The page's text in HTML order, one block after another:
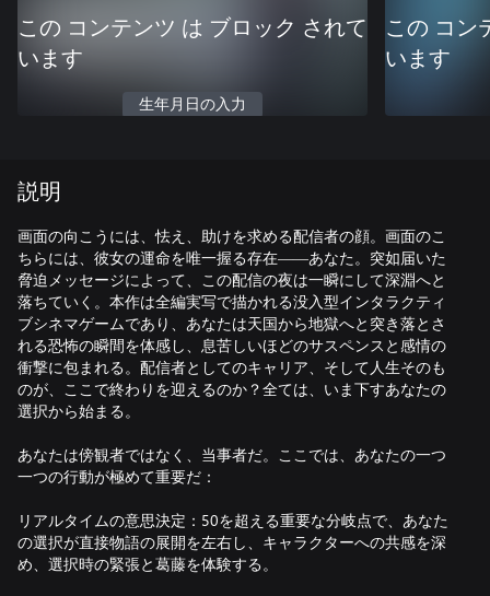
この コンテンツ は ブロック されて
います
生年月日の入力
この コン
います
説明
画面の向こうには、怯え、助けを求める配信者の顔。画面のこ
ちらには、彼女の運命を唯一握る存在――あなた。突如届いた
脅迫メッセージによって、この配信の夜は一瞬にして深淵へと
落ちていく。本作は全編実写で描かれる没入型インタラクティ
ブシネマゲームであり、あなたは天国から地獄へと突き落とさ
れる恐怖の瞬間を体感し、息苦しいほどのサスペンスと感情の
衝撃に包まれる。配信者としてのキャリア、そして人生そのも
のが、ここで終わりを迎えるのか？全ては、いま下すあなたの
選択から始まる。
あなたは傍観者ではなく、当事者だ。ここでは、あなたの一つ
一つの行動が極めて重要だ：
リアルタイムの意思決定：50を超える重要な分岐点で、あなた
の選択が直接物語の展開を左右し、キャラクターへの共感を深
め、選択時の緊張と葛藤を体験する。